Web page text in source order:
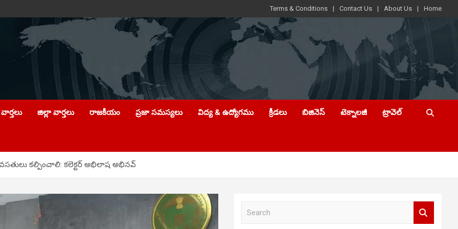
Terms & Conditions Contact Us About Us Home
జిల్లా వార్తలు రాజకీయం ప్రజా సమస్యలు విద్య & ఉద్యోగము క్రీడలు బిజినెస్ టెక్నాలజీ ట్రావెల్
వసతులు కల్పించాలి: కలెక్టర్ అభిలాష అభినవ్